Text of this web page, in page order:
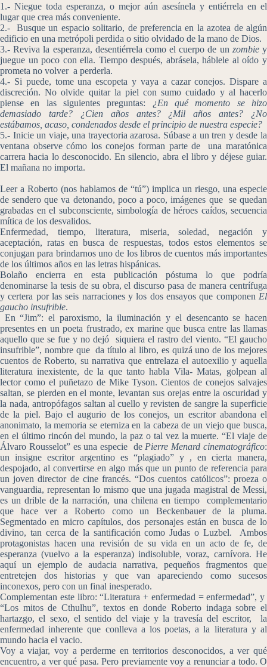
1.- Niegue toda esperanza, o mejor aún asesínela y entiérrela en el
lugar que crea más conveniente.
2.- Busque un espacio solitario, de preferencia en la azotea de algún
edificio en una metrópoli perdida o sitio olvidado de la mano de Dios.
3.- Reviva la esperanza, desentiérrela como el cuerpo de un zombiey
juegue un poco con ella. Tiempo después, abrásela, háblele al oído y
prometa no volver a perderla.
4.- Si puede, tome una escopeta y vaya a cazar conejos. Dispare a
discreción. No olvide quitar la piel con sumo cuidado y al hacerlo
piense en las siguientes preguntas: ¿En qué momento se hizo
demasiado tarde? ¿Cien años antes? ¿Mil años antes? ¿No
estábamos, acaso, condenados desde el principio de nuestra especie?
5.- Inicie un viaje, una trayectoria azarosa. Súbase a un tren y desde la
ventana observe cómo los conejos forman parte de una maratónica
carrera hacia lo desconocido. En silencio, abra el libro y déjese guiar.
El mañana no importa.
Leer a Roberto (nos hablamos de “tú”) implica un riesgo, una especie
de sendero que va detonando, poco a poco, imágenes que se quedan
grabadas en el subconsciente, simbología de héroes caídos, secuencia
mítica de los desvalidos.
Enfermedad, tiempo, literatura, miseria, soledad, negación y
aceptación, ratas en busca de respuestas, todos estos elementos se
conjugan para brindarnos uno de los libros de cuentos más importantes
de los últimos años en las letras hispánicas.
Bolaño encierra en esta publicación póstuma lo que podría
denominarse la tesis de su obra, el discurso pasa de manera centrífuga
y certera por las seis narraciones y los dos ensayos que componen El
gaucho insufrible.
En “Jim”: el paroxismo, la iluminación y el desencanto se hacen
presentes en un poeta frustrado, ex marine que busca entre las llamas
aquello que se fue y no dejó siquiera el rastro del viento. “El gaucho
insufrible”, nombre que da título al libro, es quizá uno de los mejores
cuentos de Roberto, su narrativa que entrelaza el autoexilio y aquella
literatura inexistente, de la que tanto habla Vila- Matas, golpean al
lector como el puñetazo de Mike Tyson. Cientos de conejos salvajes
saltan, se pierden en el monte, levantan sus orejas entre la oscuridad y
la nada, antropófagos saltan al cuello y revisten de sangre la superficie
de la piel. Bajo el augurio de los conejos, un escritor abandona el
anonimato, la memoria se eterniza en la cabeza de un viejo que busca,
en el último rincón del mundo, la paz o tal vez la muerte. “El viaje de
Álvaro Rousselot” es una especie de Pierre Menard cinematográfico:
un insigne escritor argentino es “plagiado” y , en cierta manera,
despojado, al convertirse en algo más que un punto de referencia para
un joven director de cine francés. “Dos cuentos católicos”: proeza o
vanguardia, representan lo mismo que una jugada magistral de Messi,
es un drible de la narración, una chilena en tiempo complementario
que hace ver a Roberto como un Beckenbauer de la pluma.
Segmentado en micro capítulos, dos personajes están en busca de lo
divino, tan cerca de la santificación como Judas o Luzbel. Ambos
protagonistas hacen una revisión de su vida en un acto de fe, de
esperanza (vuelvo a la esperanza) indisoluble, voraz, carnívora. He
aquí un ejemplo de audacia narrativa, pequeños fragmentos que
entretejen dos historias y que van apareciendo como sucesos
inconexos, pero con un final inesperado.
Complementan este libro: “Literatura + enfermedad = enfermedad”, y
“Los mitos de Cthulhu”, textos en donde Roberto indaga sobre el
hartazgo, el sexo, el sentido del viaje y la travesía del escritor, la
enfermedad inherente que conlleva a los poetas, a la literatura y al
mundo hacia el vacio.
Voy a viajar, voy a perderme en territorios desconocidos, a ver qué
encuentro, a ver qué pasa. Pero previamente voy a renunciar a todo. O